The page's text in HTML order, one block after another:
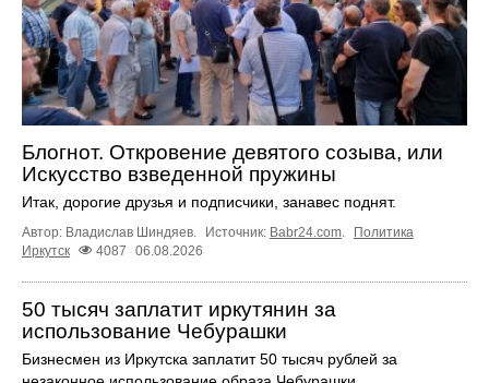
Блогнот. Откровение девятого созыва, или
Искусство взведенной пружины
Итак, дорогие друзья и подписчики, занавес поднят.
Автор: Владислав Шиндяев. Источник: Babr24.com.
Политика
Иркутск
4087 06.08.2026
50 тысяч заплатит иркутянин за
использование Чебурашки
Бизнесмен из Иркутска заплатит 50 тысяч рублей за